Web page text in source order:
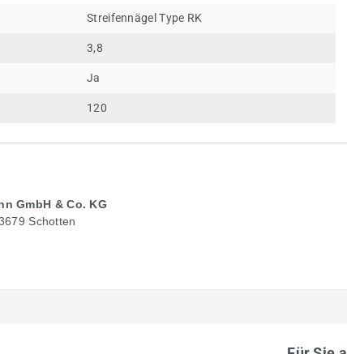
Streifennägel Type RK
3,8
Ja
120
GmbH & Co. KG
Schotten